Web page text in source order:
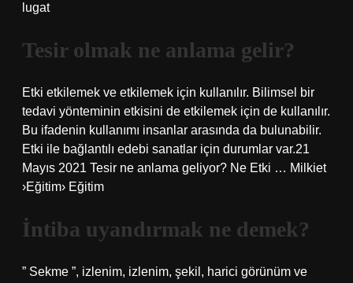
lugat
Tesir olmak ne anlama gelir?
Etki etkilemek ve etkilemek için kullanılır. Bilimsel bir
tedavi yönteminin etkisini de etkilemek için de kullanılır.
Bu ifadenin kullanımı insanlar arasında da bulunabilir.
Etki ile bağlantılı edebi sanatlar için durumlar var.21
Mayıs 2021 Tesir ne anlama geliyor? Ne Etki … Milkiet
›Eğitim› Eğitim
İntiba uyandırmak ne demek?
” Sekme ”, izlenim, izlenim, şekil, harici görünüm ve